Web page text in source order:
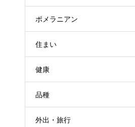
ポメラニアン
住まい
健康
品種
外出・旅行